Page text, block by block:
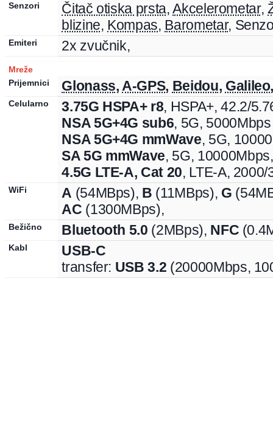
Senzori Čitač otiska prsta, Akcelerometar,
blizine, Kompas, Barometar,
Emiteri 2x zvučnik,
Mreže
Prijemnici
Glonass, A-GPS, Beidou, Galileo
Celularno 3.75G HSPA+ r8, HSPA+,42.2/
NSA 5G+4G sub6, 5G, 5000Mbps
NSA 5G+4G mmWave, 5G,
SA 5G mmWave, 5G, 10000Mbps
4.5G LTE-A, Cat 20, LTE-A, 2000/
WiFi A (54MBps), B (11MBps), G (
AC (1300MBps),
Bežično Bluetooth 5.0 (2MBps), NFC
Kabl
USB-C
transfer: USB 3.2 (20000Mbps,